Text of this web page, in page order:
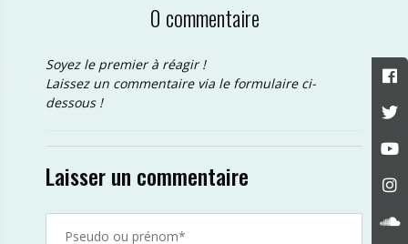
0 commentaire
Soyez le premier à réagir !
Laissez un commentaire via le formulaire ci-
dessous !
Laisser un commentaire